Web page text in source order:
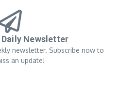
Daily Newsletter
newsletter. Subscribe now to
an update!